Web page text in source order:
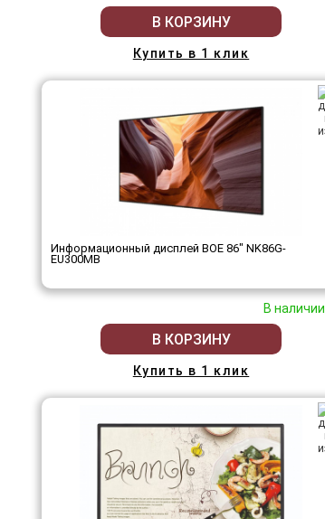
В КОРЗИНУ
Купить в 1 клик
Информационный дисплей BOE 86" NK86G-
EU300MB
В наличии
В КОРЗИНУ
Купить в 1 клик